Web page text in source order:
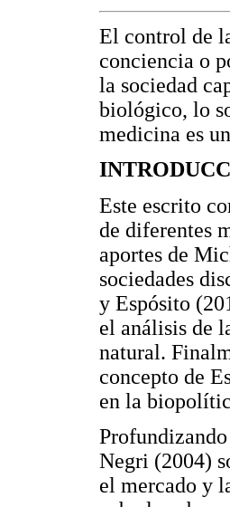
El control de
conciencia o
la sociedad
biológico, lo
medicina es
Este escrito
de diferentes
aportes de
sociedades
y Espósito
el análisis de
natural.
concepto de
en la
Negri (2004)
el mercado y